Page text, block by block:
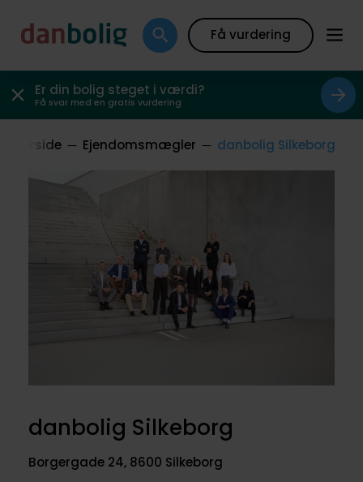
Få vurdering
Er din bolig steget i værdi?
Få svar med en gratis vurdering
Forside Ejendomsmægler danbolig Silkeborg
danbolig Silkeborg
Borgergade 24, 8600 Silkeborg